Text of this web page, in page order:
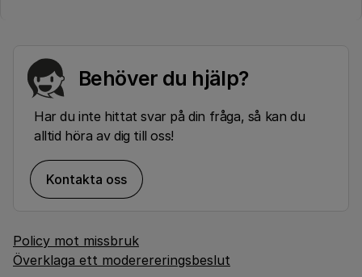
Behöver du hjälp?
Har du inte hittat svar på din fråga, så kan du
alltid höra av dig till oss!
Kontakta oss
Policy mot missbruk
Överklaga ett moderereringsbeslut